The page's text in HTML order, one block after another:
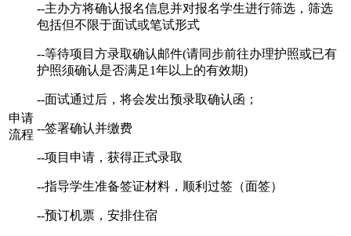
申请
流程
--主办方将确认报名信息并对报名学生进行筛选，筛选
包括但不限于面试或笔试形式
--等待项目方录取确认邮件(请同步前往办理护照或已有
护照须确认是否满足1年以上的有效期)
--面试通过后，将会发出预录取确认函；
--签署确认并缴费
--项目申请，获得正式录取
--指导学生准备签证材料，顺利过签（面签）
--预订机票，安排住宿